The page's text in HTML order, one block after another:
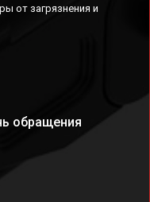
от загрязнения и
обращения